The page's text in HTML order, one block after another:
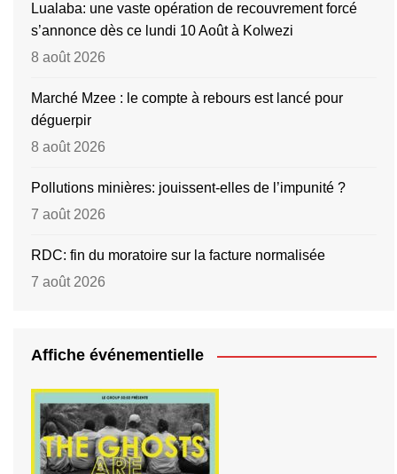
Lualaba: une vaste opération de recouvrement forcé
s’annonce dès ce lundi 10 Août à Kolwezi
8 août 2026
Marché Mzee : le compte à rebours est lancé pour
déguerpir
8 août 2026
Pollutions minières: jouissent-elles de l’impunité ?
7 août 2026
RDC: fin du moratoire sur la facture normalisée
7 août 2026
Affiche événementielle